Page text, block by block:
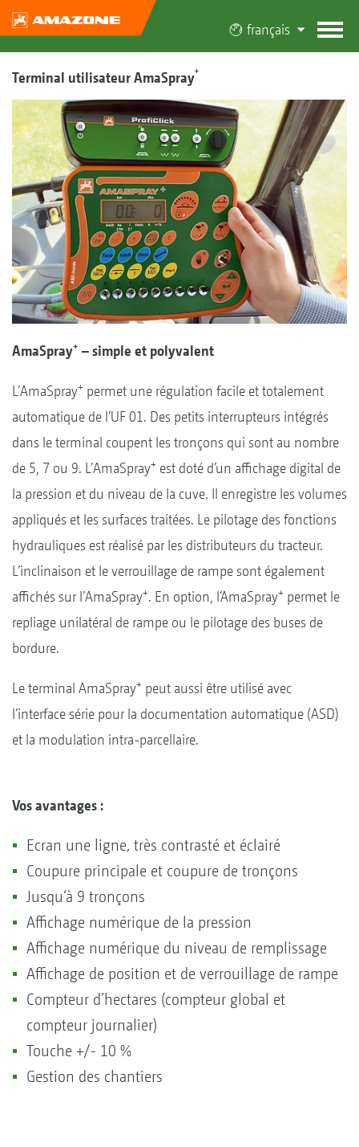
français
Terminal utilisateur AmaSpray+
AmaSpray+ – simple et polyvalent
L’AmaSpray+ permet une régulation facile et totalement
automatique de l‘UF 01. Des petits interrupteurs intégrés
dans le terminal coupent les tronçons qui sont au nombre
de 5, 7 ou 9. L’AmaSpray+ est doté d’un affichage digital de
la pression et du niveau de la cuve. Il enregistre les volumes
appliqués et les surfaces traitées. Le pilotage des fonctions
hydrauliques est réalisé par les distributeurs du tracteur.
L’inclinaison et le verrouillage de rampe sont également
affichés sur l’AmaSpray+. En option, l‘AmaSpray+ permet le
repliage unilatéral de rampe ou le pilotage des buses de
bordure.
Le terminal AmaSpray+ peut aussi être utilisé avec
l’interface série pour la documentation automatique (ASD)
et la modulation intra-parcellaire.
Vos avantages :
Ecran une ligne, très contrasté et éclairé
Coupure principale et coupure de tronçons
Jusqu‘à 9 tronçons
Affichage numérique de la pression
Affichage numérique du niveau de remplissage
Affichage de position et de verrouillage de rampe
Compteur d’hectares (compteur global et
compteur journalier)
Touche +/- 10 %
Gestion des chantiers